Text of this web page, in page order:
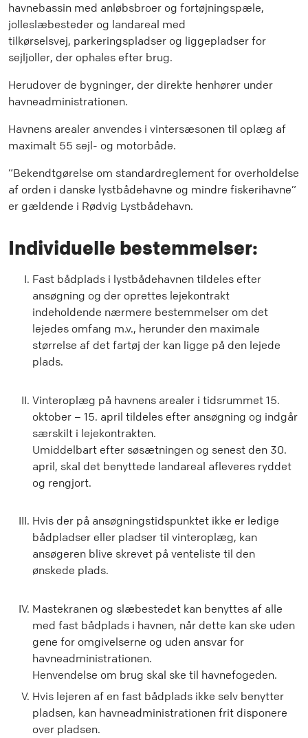
havnebassin med anløbsbroer og fortøjningspæle,
jolleslæbesteder og landareal med
tilkørselsvej, parkeringspladser og liggepladser for
sejljoller, der ophales efter brug.
Herudover de bygninger, der direkte henhører under
havneadministrationen.
Havnens arealer anvendes i vintersæsonen til oplæg af
maximalt 55 sejl- og motorbåde.
”Bekendtgørelse om standardreglement for overholdelse
af orden i danske lystbådehavne og mindre fiskerihavne”
er gældende i Rødvig Lystbådehavn.
Individuelle bestemmelser:
Fast bådplads i lystbådehavnen tildeles efter
ansøgning og der oprettes lejekontrakt
indeholdende nærmere bestemmelser om det
lejedes omfang m.v., herunder den maximale
størrelse af det fartøj der kan ligge på den lejede
plads.
Vinteroplæg på havnens arealer i tidsrummet 15.
oktober – 15. april tildeles efter ansøgning og indgår
særskilt i lejekontrakten.
Umiddelbart efter søsætningen og senest den 30.
april, skal det benyttede landareal afleveres ryddet
og rengjort.
Hvis der på ansøgningstidspunktet ikke er ledige
bådpladser eller pladser til vinteroplæg, kan
ansøgeren blive skrevet på venteliste til den
ønskede plads.
Mastekranen og slæbestedet kan benyttes af alle
med fast bådplads i havnen, når dette kan ske uden
gene for omgivelserne og uden ansvar for
havneadministrationen.
Henvendelse om brug skal ske til havnefogeden.
Hvis lejeren af en fast bådplads ikke selv benytter
pladsen, kan havneadministrationen frit disponere
over pladsen.